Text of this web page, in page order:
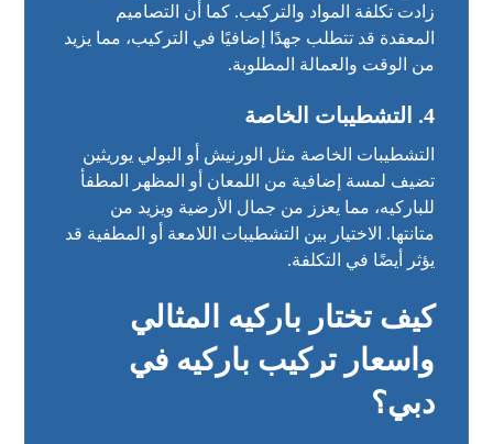
زادت تكلفة المواد والتركيب. كما أن التصاميم
المعقدة قد تتطلب جهدًا إضافيًا في التركيب، مما يزيد
من الوقت والعمالة المطلوبة.
4. التشطيبات الخاصة
التشطيبات الخاصة مثل الورنيش أو البولي يوريثين
تضيف لمسة إضافية من اللمعان أو المظهر المطفأ
للباركيه، مما يعزز من جمال الأرضية ويزيد من
متانتها. الاختيار بين التشطيبات اللامعة أو المطفية قد
يؤثر أيضًا في التكلفة.
كيف تختار باركيه المثالي
واسعار تركيب باركيه في
دبي؟